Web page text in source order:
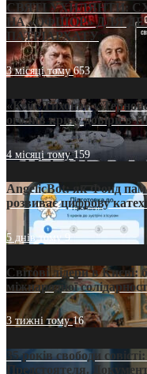
СВЯТІ УХИЛЯНТИ:
НА «ОФШОР» ДЛЯ
ПАТРІАРХАТУ
3 місяці тому653
«Кейс Тихона» у
оголив кризу довіри в
4 місяці тому159
AngelicBot: як Фонд
розвиває цифрову
5 днів тому9
Світові лідери в Києві:
міжнародної
3 тижні тому16
35 років свободи
Предстоятеля.